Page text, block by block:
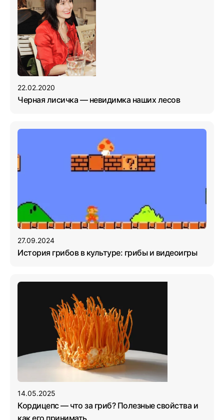
22.02.2020
Черная лисичка — невидимка наших лесов
27.09.2024
История грибов в культуре: грибы и видеоигры
14.05.2025
Кордицепс — что за гриб? Полезные свойства и
как его принимать